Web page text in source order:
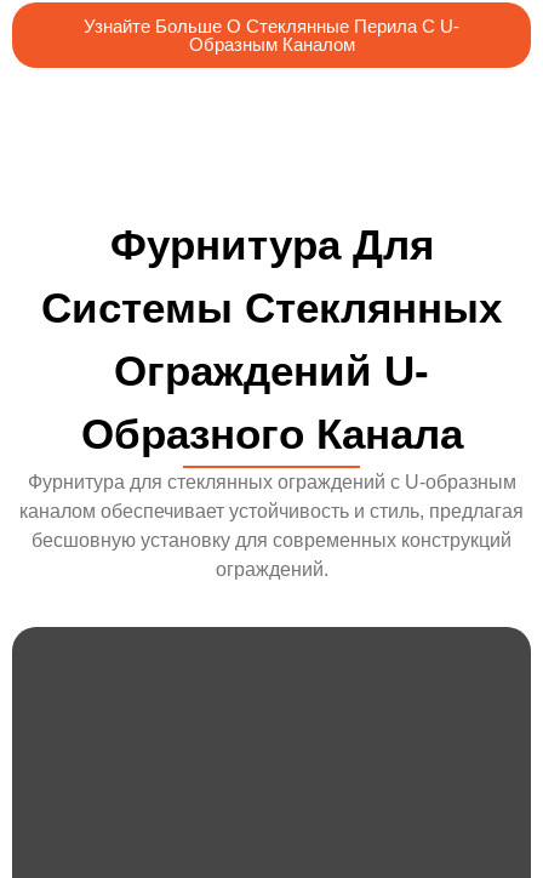
Узнайте Больше О Стеклянные Перила С U-
Образным Каналом
Фурнитура Для
Системы Стеклянных
Ограждений U-
Образного Канала
Фурнитура для стеклянных ограждений с U-образным
каналом обеспечивает устойчивость и стиль, предлагая
бесшовную установку для современных конструкций
ограждений.